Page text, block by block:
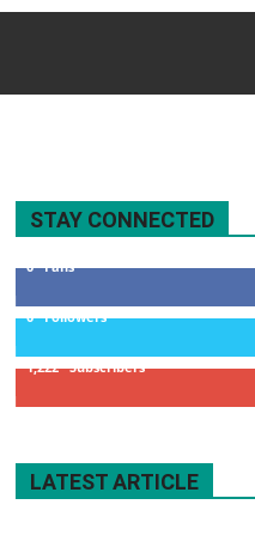
STAY CONNECTED
0 Fans
0 Followers
1,222 Subscribers
LATEST ARTICLE